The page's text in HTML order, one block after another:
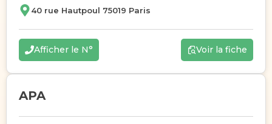
40 rue Hautpoul 75019 Paris
Afficher le N° Voir la fiche
APA